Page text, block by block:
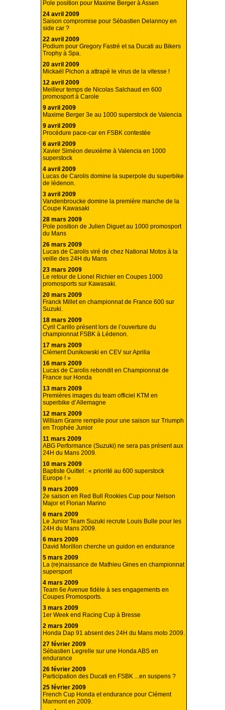
Pole position pour Maxime Berger à Assen
24 avril 2009
Saison compromise pour Sébastien Delannoy en
side car ?
22 avril 2009
Podium pour Gregory Fastré et sa Ducati au Bikers
Trophy à Spa.
20 avril 2009
Mickaël Pichon a attrapé le virus de la vitesse !
12 avril 2009
Meilleur temps de Nicolas Salchaud en 600
promosport à Carole
9 avril 2009
Maxime Berger 3e au 1000 superstock de Valencia
9 avril 2009
Procédure pace-car en FSBK contestée
6 avril 2009
Xavier Siméon deuxième à Valencia en 1000
superstock
4 avril 2009
Lucas de Carolis domine la superpole du superbike
de lédenon.
3 avril 2009
Vandenbroucke domine la première manche de la
Coupe Kawasaki
28 mars 2009
Pole position de Julien Diguet au 1000 promosport
du Mans
26 mars 2009
Lucas de Carolis viré de chez National Motos à la
veille des 24H du Mans
23 mars 2009
Le retour de Lionel Richier en Coupes 1000
promosports sur Kawasaki.
20 mars 2009
Franck Millet en championnat de France 600 sur
Suzuki.
18 mars 2009
Cyril Carillo présent lors de l’ouverture du
championnat FSBK à Lédenon.
17 mars 2009
Clément Dunikowski en CEV sur Aprilia
16 mars 2009
Lucas de Carolis rebondit en Championnat de
France sur Honda
13 mars 2009
Premières images du team officiel KTM en
superbike d’Allemagne
12 mars 2009
William Grarre rempile pour une saison sur Triumph
en Trophée Junior
11 mars 2009
ABG Performance (Suzuki) ne sera pas présent aux
24H du Mans 2009.
10 mars 2009
Baptiste Guittet : « priorité au 600 superstock
Europe ! »
9 mars 2009
2e saison en Red Bull Rookies Cup pour Nelson
Major et Florian Marino
6 mars 2009
Le Junior Team Suzuki recrute Louis Bulle pour les
24H du Mans 2009.
6 mars 2009
David Morillon cherche un guidon en endurance
5 mars 2009
La (re)naissance de Mathieu Gines en championnat
supersport
4 mars 2009
Team 6e Avenue fidèle à ses engagements en
Coupes Promosports.
3 mars 2009
1er Week end Racing Cup à Bresse
2 mars 2009
Honda Dap 91 absent des 24H du Mans moto 2009.
27 février 2009
Sébastien Legrelle sur une Honda ABS en
endurance
26 février 2009
Participation des Ducati en FSBK ...en suspens ?
25 février 2009
French Cup Honda et endurance pour Clément
Marmont en 2009.